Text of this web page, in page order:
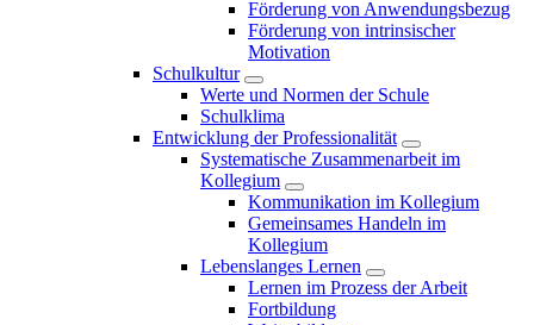
Förderung von Anwendungsbezug
Förderung von intrinsischer
Motivation
Schulkultur
Werte und Normen der Schule
Schulklima
Entwicklung der Professionalität
Systematische Zusammenarbeit im
Kollegium
Kommunikation im Kollegium
Gemeinsames Handeln im
Kollegium
Lebenslanges Lernen
Lernen im Prozess der Arbeit
Fortbildung